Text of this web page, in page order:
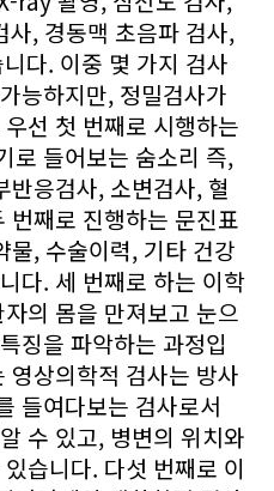
, 경동맥 초음파 검사,
다. 이중 몇 가지 검사
능하지만, 정밀검사가
선 첫 번째로 시행하는
로 들어보는 숨소리 즉,
응검사, 소변검사, 혈
번째로 진행하는 문진표
물, 수술이력, 기타 건강
다. 세 번째로 하는 이학
의 몸을 만져보고 눈으
징을 파악하는 과정입
영상의학적 검사는 방사
들여다보는 검사로서
수 있고, 병변의 위치와
습니다. 다섯 번째로 이